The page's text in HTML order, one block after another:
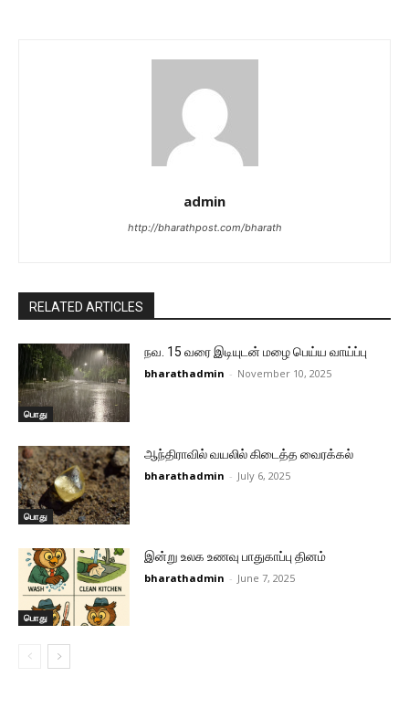
admin
http://bharathpost.com/bharath
RELATED ARTICLES
பொது
நவ. 15 வரை இடியுடன் மழை பெய்ய வாய்ப்பு
bharathadmin - November 10, 2025
பொது
ஆந்திராவில் வயலில் கிடைத்த வைரக்கல்
bharathadmin - July 6, 2025
பொது
இன்று உலக உணவு பாதுகாப்பு தினம்
bharathadmin - June 7, 2025